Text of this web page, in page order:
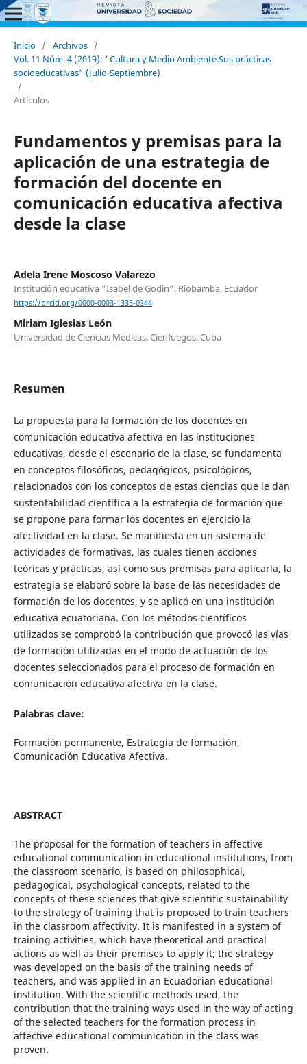
Inicio / Archivos /
Vol. 11 Núm. 4 (2019): "Cultura y Medio Ambiente.Sus prácticas
socioeducativas" (Julio-Septiembre)
/
Artículos
Fundamentos y premisas para la
aplicación de una estrategia de
formación del docente en
comunicación educativa afectiva
desde la clase
Adela Irene Moscoso Valarezo
Institución educativa “Isabel de Godin”. Riobamba. Ecuador
https://orcid.org/0000-0003-1335-0344
Miriam Iglesias León
Universidad de Ciencias Médicas. Cienfuegos. Cuba
Resumen
La propuesta para la formación de los docentes en
comunicación educativa afectiva en las instituciones
educativas, desde el escenario de la clase, se fundamenta
en conceptos filosóficos, pedagógicos, psicológicos,
relacionados con los conceptos de estas ciencias que le dan
sustentabilidad científica a la estrategia de formación que
se propone para formar los docentes en ejercicio la
afectividad en la clase. Se manifiesta en un sistema de
actividades de formativas, las cuales tienen acciones
teóricas y prácticas, así como sus premisas para aplicarla, la
estrategia se elaboró sobre la base de las necesidades de
formación de los docentes, y se aplicó en una institución
educativa ecuatoriana. Con los métodos científicos
utilizados se comprobó la contribución que provocó las vías
de formación utilizadas en el modo de actuación de los
docentes seleccionados para el proceso de formación en
comunicación educativa afectiva en la clase.
Palabras clave:
Formación permanente, Estrategia de formación,
Comunicación Educativa Afectiva.
ABSTRACT
The proposal for the formation of teachers in affective
educational communication in educational institutions, from
the classroom scenario, is based on philosophical,
pedagogical, psychological concepts, related to the
concepts of these sciences that give scientific sustainability
to the strategy of training that is proposed to train teachers
in the classroom affectivity. It is manifested in a system of
training activities, which have theoretical and practical
actions as well as their premises to apply it; the strategy
was developed on the basis of the training needs of
teachers, and was applied in an Ecuadorian educational
institution. With the scientific methods used, the
contribution that the training ways used in the way of acting
of the selected teachers for the formation process in
affective educational communication in the class was
proven.